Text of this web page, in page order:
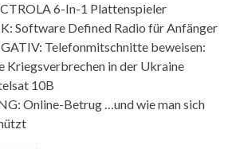
6-In-1 Plattenspieler
Software Defined Radio für Anfänger
Telefonmitschnitte beweisen:
Kriegsverbrechen in der Ukraine
10B
Online-Betrug …und wie man sich